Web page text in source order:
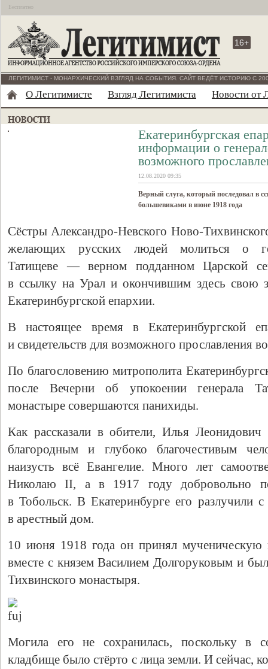
Бесплатно
16+
ЛЕГИТИМИСТ - МОНАРХИЧЕСКИЙ ВЗГЛЯД НА СОБЫТИЯ. САЙТ ВЕДЁТ ИСТОРИЮ С
О Легитимисте Взгляд Легитимиста Новости от
Екатеринбургская
информации о
возможного
12.08.2020 09:35
Верный слуга, который последовал в
большевиками в июне 1918 года
Сёстры Александро-Невского Ново-
желающих русских людей молиться о
Татищеве — верном подданном Царской
в ссылку на Урал и окончившим здесь свою
Екатеринбургской епархии.
В настоящее время в Екатеринбургской
и свидетельств для возможного прославления
По благословению митрополита
после Вечерни об упокоении генерала
монастыре совершаются панихиды.
Как рассказали в обители, Илья
благородным и глубоко благочестивым
наизусть всё Евангелие. Много лет
Николаю II, а в 1917 году добровольно
в Тобольск. В Екатеринбурге его разлучили
в арестный дом.
10 июня 1918 года он принял мученическую
вместе с князем Василием Долгоруковым и
Тихвинского монастыря.
Могила его не сохранилась, поскольку в
кладбище было стёрто с лица земли. И сейчас,